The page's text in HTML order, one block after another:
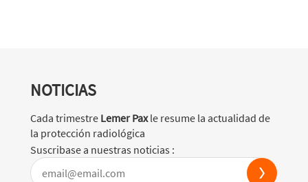
NOTICIAS
Cada trimestre Lemer Paxle resume la actualidad de
la protección radiológica
Suscribase a nuestras noticias :